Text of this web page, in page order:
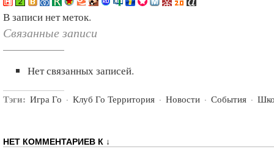
В записи нет меток.
Связанные записи
Нет связанных записей.
Тэги: Игра Го · Клуб Го Территория · Новости · События ·
НЕТ КОММЕНТАРИЕВ К ↓